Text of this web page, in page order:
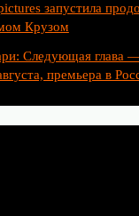
запустила
Крузом
Следующая глава
премьера в